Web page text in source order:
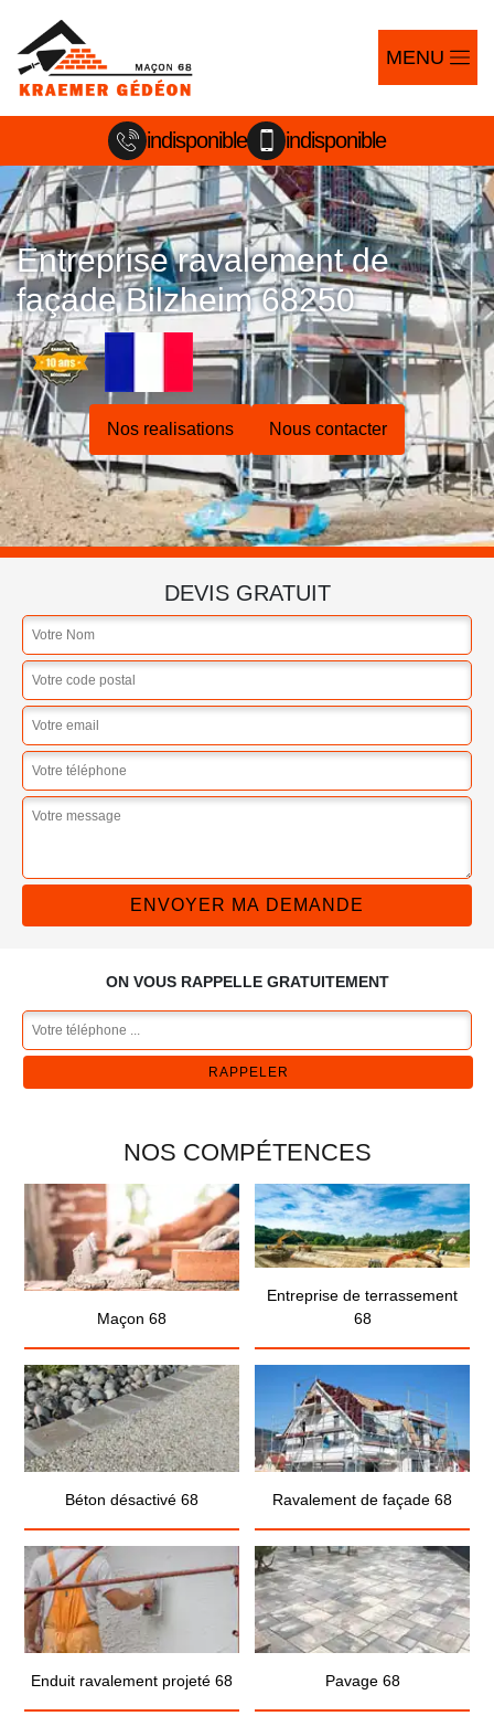
MENU
indisponible indisponible
Entreprise ravalement de
façade Bilzheim 68250
Nos realisations Nous contacter
DEVIS GRATUIT
ON VOUS RAPPELLE GRATUITEMENT
NOS COMPÉTENCES
Maçon 68
Entreprise de terrassement
68
Béton désactivé 68 Ravalement de façade 68
Enduit ravalement projeté 68 Pavage 68